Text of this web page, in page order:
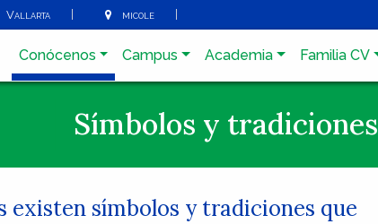
Vallarta micole
Conócenos Campus Academia Familia CV
Símbolos y tradiciones
existen símbolos y tradiciones que